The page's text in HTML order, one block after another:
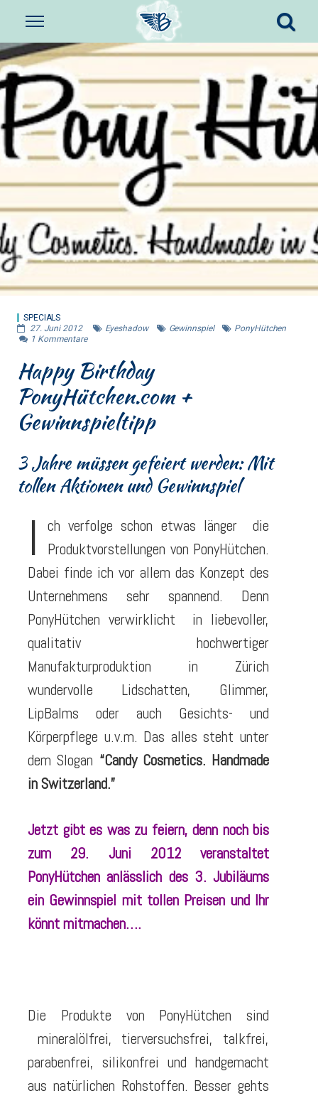
SPECIALS
27. Juni 2012
Eyeshadow Gewinnspiel
PonyHütchen
1 Kommentare
Happy Birthday
PonyHütchen.com +
Gewinnspieltipp
3 Jahre müssen gefeiert werden: Mit
tollen Aktionen und Gewinnspiel
I
ch verfolge schon etwas länger die
Produktvorstellungen von PonyHütchen.
Dabei finde ich vor allem das Konzept des
Unternehmens sehr spannend. Denn
PonyHütchen verwirklicht in liebevoller,
qualitativ hochwertiger
Manufakturproduktion in Zürich
wundervolle Lidschatten, Glimmer,
LipBalms oder auch Gesichts- und
Körperpflege u.v.m. Das alles steht unter
dem Slogan “Candy Cosmetics. Handmade
in Switzerland.”
Jetzt gibt es was zu feiern, denn noch bis
zum 29. Juni 2012 veranstaltet
PonyHütchen anlässlich des 3. Jubiläums
ein Gewinnspiel mit tollen Preisen und Ihr
könnt mitmachen….
Die Produkte von PonyHütchen sind
mineralölfrei, tierversuchsfrei, talkfrei,
parabenfrei, silikonfrei und handgemacht
aus natürlichen Rohstoffen. Besser gehts